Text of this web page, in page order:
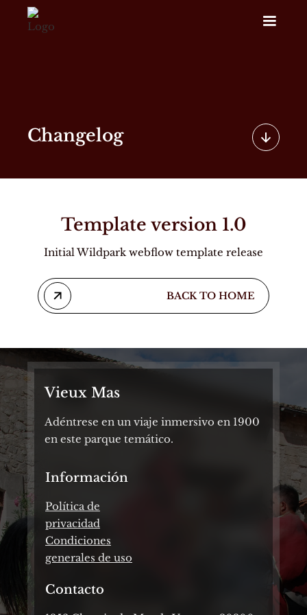
Changelog
Template version 1.0
Initial Wildpark webflow template release
BACK TO HOME
Vieux Mas
Adéntrese en un viaje inmersivo en 1900
en este parque temático.
Información
Política de
privacidad
Condiciones
generales de uso
Contacto